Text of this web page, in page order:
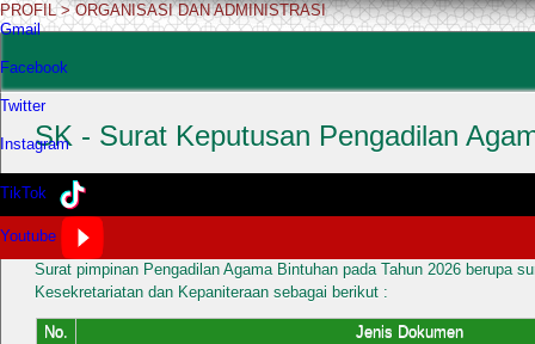
PROFIL>ORGANISASI DAN ADMINISTRASI
Gmail
Facebook
Twitter
Instagram
TikTok
Youtube
SK - Surat Keputusan Pengadilan
Published: Saturday, 19 January 2019 03:13
Surat pimpinan Pengadilan Agama Bintuhan pada Tahun 2026 berupa
Kesekretariatan dan Kepaniteraan sebagai berikut :
No.
Jenis Dokumen